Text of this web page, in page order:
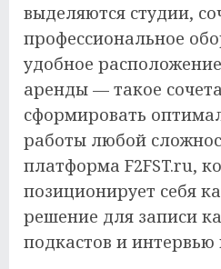
выделяются студии,
профессиональное
удобное
аренды — такое
сформировать
работы любой
платформа F2FST.ru,
позиционирует себя
решение для записи
подкастов и интервью